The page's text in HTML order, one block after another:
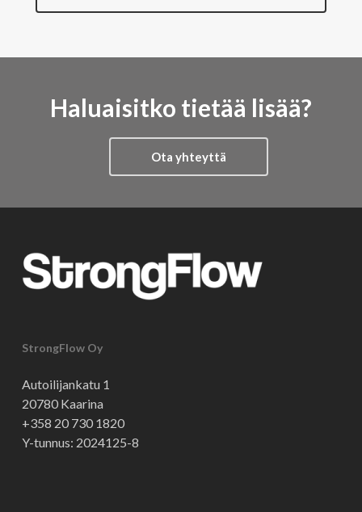
Haluaisitko tietää lisää?
Ota yhteyttä
StrongFlow Oy
Autoilijankatu 1
20780 Kaarina
+358 20 730 1820
Y-tunnus: 2024125-8